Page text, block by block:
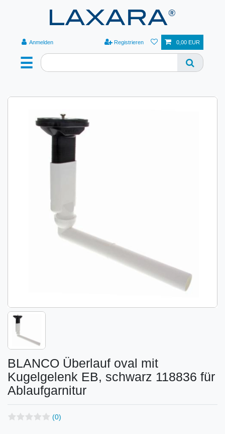
☰
Anmelden Registrieren 0,00 EUR
BLANCO Überlauf oval mit
Kugelgelenk EB, schwarz 118836 für
Ablaufgarnitur
(0)